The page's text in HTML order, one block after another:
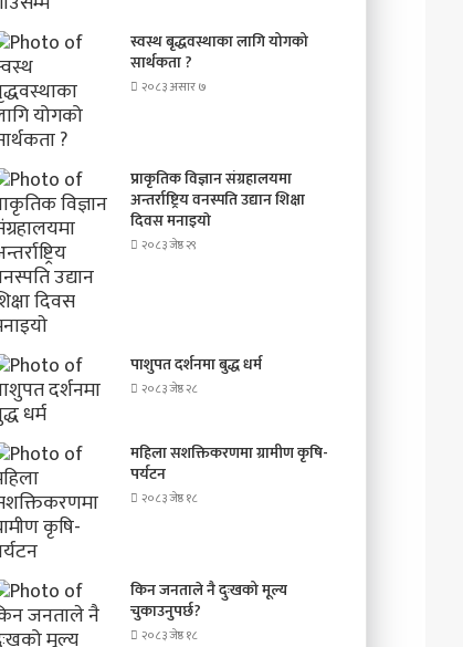
स्वस्थ बृद्धवस्थाका लागि योगको
सार्थकता ?
२०८३ असार ७
प्राकृतिक विज्ञान संग्रहालयमा
अन्तर्राष्ट्रिय वनस्पति उद्यान शिक्षा
दिवस मनाइयाे
२०८३ जेष्ठ २९
पाशुपत दर्शनमा बुद्ध धर्म​
२०८३ जेष्ठ २८
महिला सशक्तिकरणमा ग्रामीण कृषि-
पर्यटन
२०८३ जेष्ठ १८
किन जनताले नै दुःखको मूल्य
चुकाउनुपर्छ?
२०८३ जेष्ठ १८